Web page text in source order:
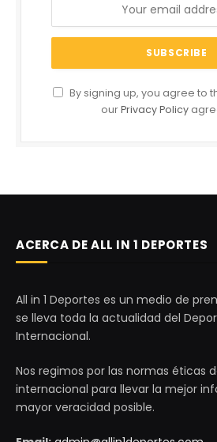
By signing up, you agree to
ourPrivacy Policy
ACERCA DE ALL IN 1 DEPORTES
All in 1 Deportes es un medio de
se lleva toda la actualidad del
Internacional.
Nos regimos por las normas éticas
internacional para llevar la mejor
mayor veracidad posible.